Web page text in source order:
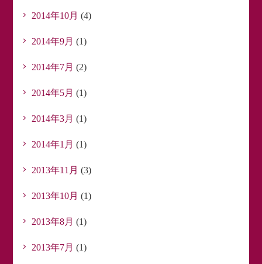
2014年10月 (4)
2014年9月 (1)
2014年7月 (2)
2014年5月 (1)
2014年3月 (1)
2014年1月 (1)
2013年11月 (3)
2013年10月 (1)
2013年8月 (1)
2013年7月 (1)